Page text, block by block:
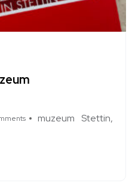
muzeum Stettin